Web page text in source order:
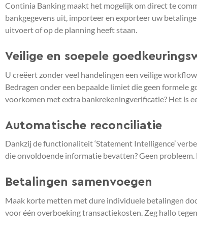
Continia Banking maakt het mogelijk om direct te
bankgegevens uit, importeer en exporteer uw
uitvoert of op de planning heeft staan.
Veilige en soepele
U creëert zonder veel handelingen een veilige
Bedragen onder een bepaalde limiet die geen formele
voorkomen met extra bankrekeningverificatie? Het is
Automatische reconciliatie
Dankzij de functionaliteit ‘Statement Intelligence’
die onvoldoende informatie bevatten? Geen
Betalingen samenvoegen
Maak korte metten met dure individuele betalingen
voor één overboeking transactiekosten. Zeg hallo